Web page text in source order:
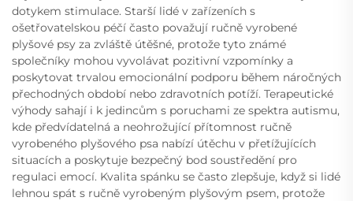
dotykem stimulace. Starší lidé v zařízeních s
ošetřovatelskou péčí často považují ručně vyrobené
plyšové psy za zvláště útěšné, protože tyto známé
společníky mohou vyvolávat pozitivní vzpomínky a
poskytovat trvalou emocionální podporu během náročných
přechodných období nebo zdravotních potíží. Terapeutické
výhody sahají i k jedincům s poruchami ze spektra autismu,
kde předvídatelná a neohrožující přítomnost ručně
vyrobeného plyšového psa nabízí útěchu v přetížujících
situacích a poskytuje bezpečný bod soustředění pro
regulaci emocí. Kvalita spánku se často zlepšuje, když si lidé
lehnou spát s ručně vyrobeným plyšovým psem, protože